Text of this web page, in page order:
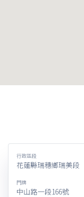
行政區段
花蓮縣瑞穗鄉瑞美段
門牌
中山路一段166號